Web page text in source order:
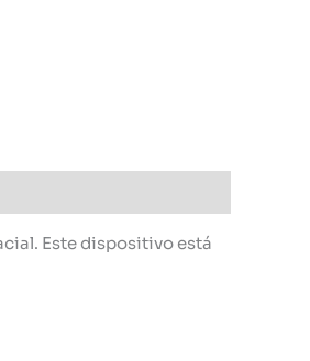
Este dispositivo está